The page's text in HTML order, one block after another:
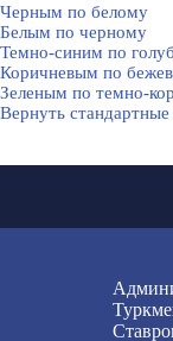
Черным по белому
Белым по черному
Темно-синим по
Коричневым по
Зеленым по темно-
Вернуть